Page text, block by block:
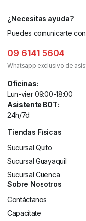
¿Necesitas ayuda?
Puedes comunicarte
09 6141 5604
Whatsapp exclusivo de
Oficinas:
Lun-vier 09:00-18:00
Asistente BOT:
24h/7d
Tiendas Físicas
Sucursal Quito
Sucursal Guayaquil
Sucursal Cuenca
Sobre Nosotros
Contáctanos
Capacítate